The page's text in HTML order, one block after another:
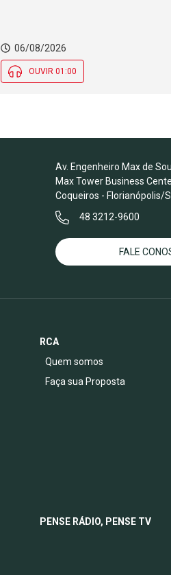
Evento debate tendências da
nacional de cerâmica em SC
06/08/2026
OUVIR 01:00
Av. Engenheiro Max de
Max Tower Business
Coqueiros - Florianópolis/
48 3212-9600
FALE
RCA
Quem somos
Faça sua Proposta
PENSE RÁDIO, PENSE TV